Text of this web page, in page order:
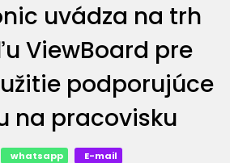
uvádza na trh
ViewBoard pre
podporujúce
na pracovisku
whatsapp E-mail